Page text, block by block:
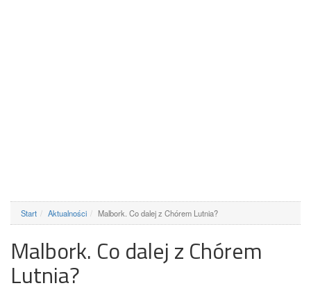
Start Aktualności Malbork. Co dalej z Chórem Lutnia?
Malbork. Co dalej z Chórem
Lutnia?